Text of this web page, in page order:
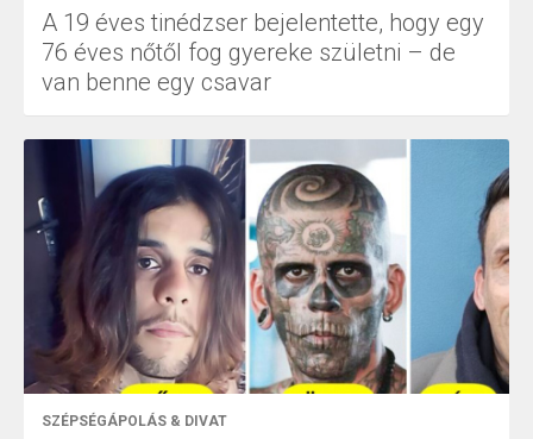
A 19 éves tinédzser bejelentette, hogy egy
76 éves nőtől fog gyereke születni – de
van benne egy csavar
SZÉPSÉGÁPOLÁS & DIVAT